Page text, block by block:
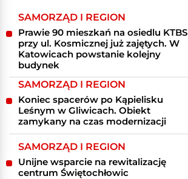
SAMORZĄD I REGION
Prawie 90 mieszkań na osiedlu KTBS
przy ul. Kosmicznej już zajętych. W
Katowicach powstanie kolejny
budynek
SAMORZĄD I REGION
Koniec spacerów po Kąpielisku
Leśnym w Gliwicach. Obiekt
zamykany na czas modernizacji
SAMORZĄD I REGION
Unijne wsparcie na rewitalizację
centrum Świętochłowic